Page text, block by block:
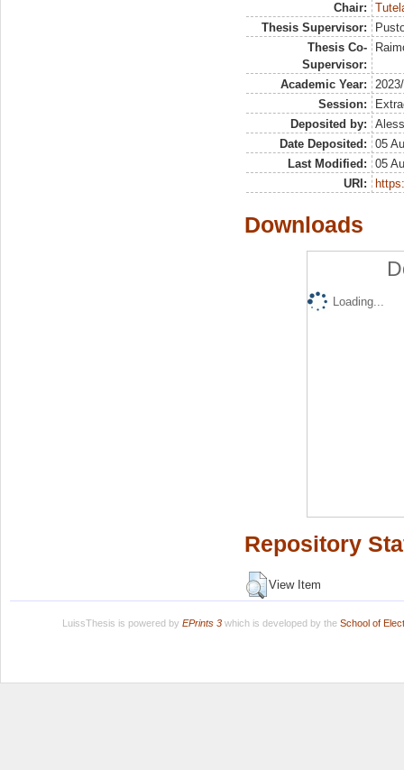
Chair:
Thesis Supervisor:
Thesis Co-
Supervisor:
Academic Year:
Session:
Deposited by:
Date Deposited:
05
Last Modified:
05
URI:
Downloads
Loading...
Repository
View Item
LuissThesis is powered by EPrints 3which is developed by the School of